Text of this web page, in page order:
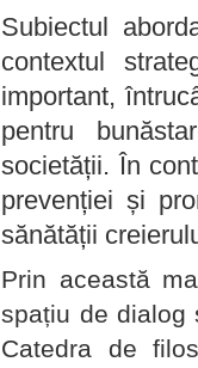
Subiectul
contextul
important,
pentru
societății. În
prevenției și
sănătății
Prin această
spațiu de dialog
Catedra de